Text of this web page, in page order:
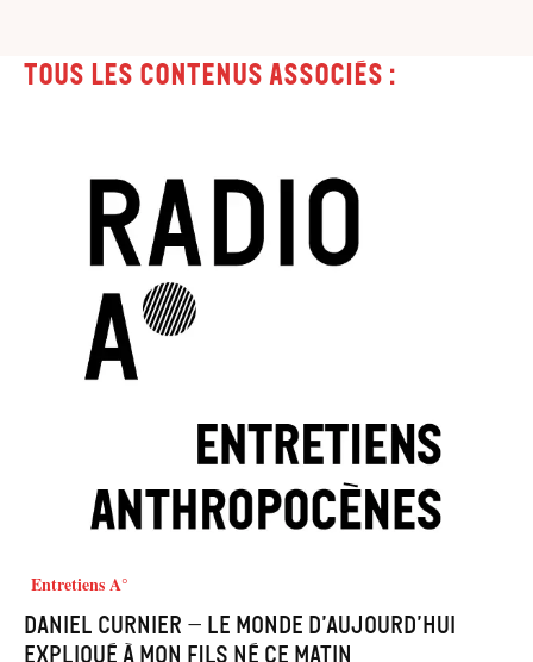
Tous les contenus associés :
Entretiens A°
Daniel Curnier – Le Monde d’aujourd’hui
expliqué à mon fils né ce matin